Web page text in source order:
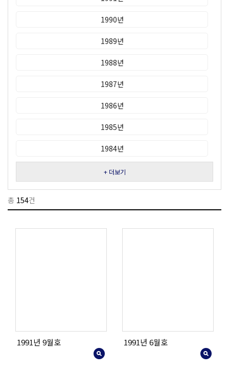
1990년
1989년
1988년
1987년
1986년
1985년
1984년
+ 더보기
총 154건
1991년 9월호 1991년 6월호